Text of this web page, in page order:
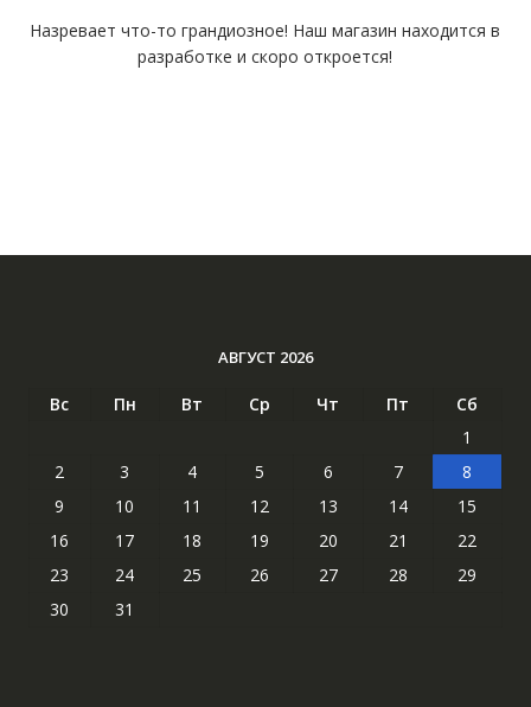
Назревает что-то грандиозное! Наш магазин находится в
разработке и скоро откроется!
АВГУСТ 2026
Вс Пн Вт Ср Чт Пт
Сб
1
2
3 4 5 6 7
8
9
10 11 12 13 14
15
16
17 18 19 20 21
22
23
24 25 26 27 28
29
30
31